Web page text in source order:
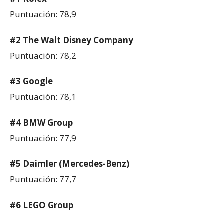
Puntuación: 78,9
#2 The Walt Disney Company
Puntuación: 78,2
#3 Google
Puntuación: 78,1
#4 BMW Group
Puntuación: 77,9
#5 Daimler (Mercedes-Benz)
Puntuación: 77,7
#6 LEGO Group